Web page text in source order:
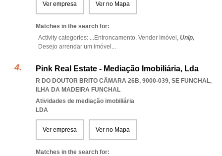
Ver empresa Ver no Mapa
Matches in the search for:
Activity categories: ...Entroncamento, Vender Imóvel, Unip,
Desejo arrendar um imóvel ...
Pink Real Estate - Mediação Imobiliária, Lda
R DO DOUTOR BRITO CÂMARA 26B, 9000-039, SE FUNCHAL,
ILHA DA MADEIRA FUNCHAL
Atividades de mediação imobiliária
LDA
Ver empresa Ver no Mapa
Matches in the search for: